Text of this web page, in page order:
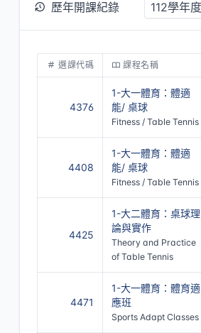
歷年開課紀錄
選課代碼 課程名稱
4376
1-大一體育：體適
能/ 桌球
Fitness / Table Tennis
4408
1-大一體育：體適
能/ 桌球
Fitness / Table Tennis
4425
1-大二體育：桌球理
論與實作
Theory and Practice
of Table Tennis
4471
1-大一體育：體育適
應班
Sports Adapt Classes